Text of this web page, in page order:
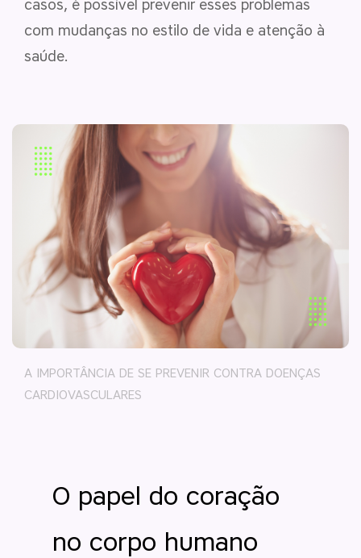
casos, é possível prevenir esses problemas
com mudanças no estilo de vida e atenção à
saúde.
A IMPORTÂNCIA DE SE PREVENIR CONTRA DOENÇAS
CARDIOVASCULARES
O papel do coração
no corpo humano